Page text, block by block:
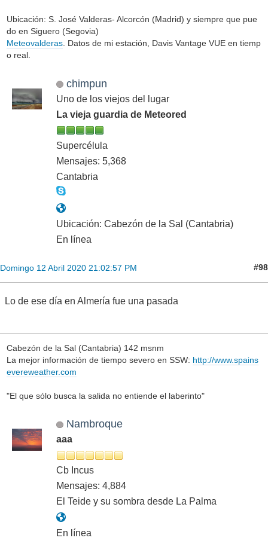
Ubicación: S. José Valderas- Alcorcón (Madrid) y siempre que pue
do en Siguero (Segovia)
Meteovalderas. Datos de mi estación, Davis Vantage VUE en tiemp
o real.
chimpun
Uno de los viejos del lugar
La vieja guardia de Meteored
Supercélula
Mensajes: 5,368
Cantabria
Ubicación: Cabezón de la Sal (Cantabria)
En línea
Domingo 12 Abril 2020 21:02:57 PM #98
Lo de ese día en Almería fue una pasada
Cabezón de la Sal (Cantabria) 142 msnm
La mejor información de tiempo severo en SSW: http://www.spains
evereweather.com
"El que sólo busca la salida no entiende el laberinto"
Nambroque
aaa
Cb Incus
Mensajes: 4,884
El Teide y su sombra desde La Palma
En línea